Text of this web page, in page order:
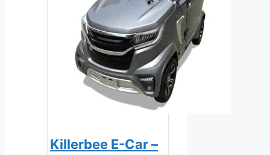
Killerbee E-Car –